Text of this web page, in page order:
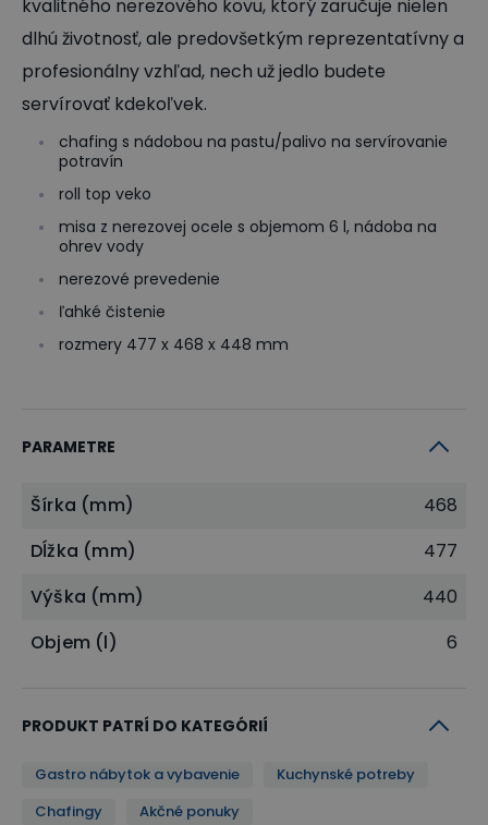
kvalitného nerezového kovu, ktorý zaručuje nielen
dlhú životnosť, ale predovšetkým reprezentatívny a
profesionálny vzhľad, nech už jedlo budete
servírovať kdekoľvek.
chafing s nádobou na pastu/palivo na servírovanie
potravín
roll top veko
misa z nerezovej ocele s objemom 6 l, nádoba na
ohrev vody
nerezové prevedenie
ľahké čistenie
rozmery 477 x 468 x 448 mm
PARAMETRE
Šírka (mm)
468
Dĺžka (mm)
477
Výška (mm)
440
Objem (l)
6
PRODUKT PATRÍ DO KATEGÓRIÍ
Gastro nábytok a vybavenie
Kuchynské potreby
Chafingy
Akčné ponuky